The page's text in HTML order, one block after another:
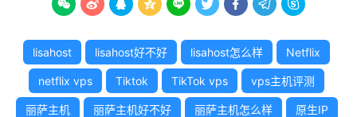
        
lisahost lisahost好不好 lisahost怎么样 Netflix
netflix vps Tiktok TikTok vps vps主机评测
丽萨主机 丽萨主机好不好 丽萨主机怎么样 原生IP